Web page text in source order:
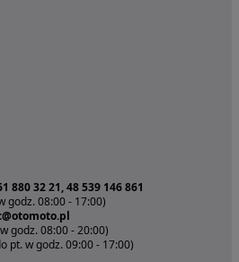
880 32 21, 48 539 146 861
godz. 08:00 - 17:00)
godz. 08:00 - 20:00)
pt. w godz. 09:00 - 17:00)